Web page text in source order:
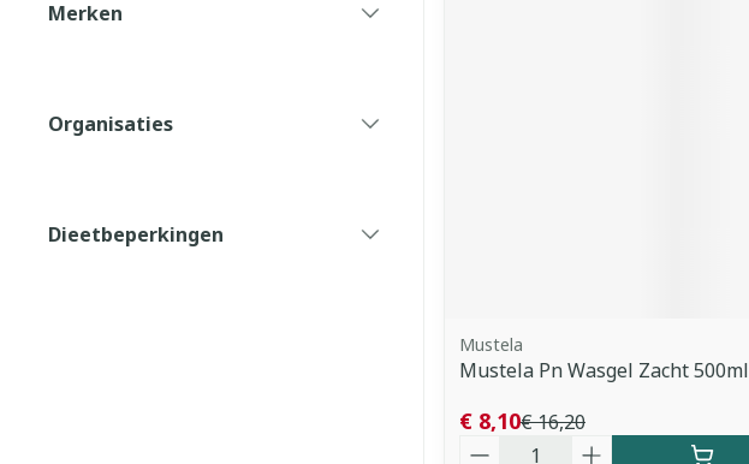
Merken
Organisaties
Dieetbeperkingen
Mustela
Mustela Pn Wasgel Zacht 500ml
€ 16,20
€ 8,10